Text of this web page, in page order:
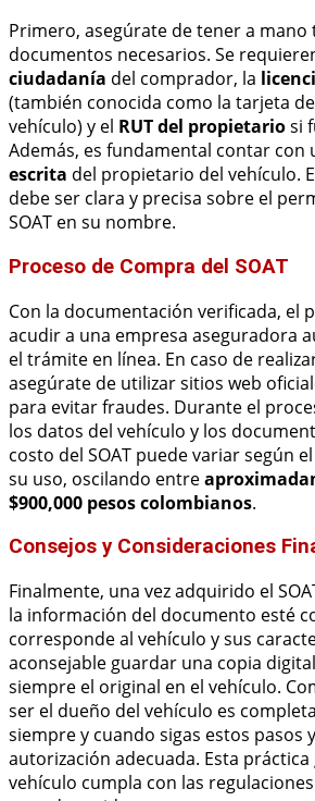
Primero, asegúrate de tener a mano
documentos necesarios. Se
ciudadanía del comprador, la
(también conocida como la tarjeta
vehículo) y el RUT del propietariosi
Además, es fundamental contar con
escrita del propietario del vehículo.
debe ser clara y precisa sobre el
SOAT en su nombre.
Proceso de Compra del SOAT
Con la documentación verificada, el
acudir a una empresa aseguradora
el trámite en línea. En caso de
asegúrate de utilizar sitios web
para evitar fraudes. Durante el
los datos del vehículo y los
costo del SOAT puede variar según
su uso, oscilando entre
$900,000 pesos colombianos.
Consejos y Consideraciones
Finalmente, una vez adquirido el
la información del documento esté
corresponde al vehículo y sus
aconsejable guardar una copia
siempre el original en el vehículo.
ser el dueño del vehículo es
siempre y cuando sigas estos pasos
autorización adecuada. Esta
vehículo cumpla con las